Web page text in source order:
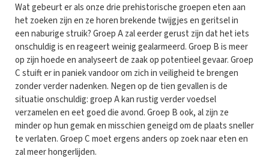
Wat gebeurt er als onze drie prehistorische groepen eten aan
het zoeken zijn en ze horen brekende twijgjes en geritsel in
een naburige struik? Groep A zal eerder gerust zijn dat het iets
onschuldig is en reageert weinig gealarmeerd. Groep B is meer
op zijn hoede en analyseert de zaak op potentieel gevaar. Groep
C stuift er in paniek vandoor om zich in veiligheid te brengen
zonder verder nadenken. Negen op de tien gevallen is de
situatie onschuldig: groep A kan rustig verder voedsel
verzamelen en eet goed die avond. Groep B ook, al zijn ze
minder op hun gemak en misschien geneigd om de plaats sneller
te verlaten. Groep C moet ergens anders op zoek naar eten en
zal meer hongerlijden.